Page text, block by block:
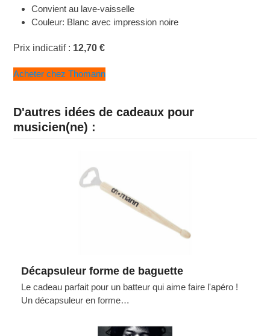
Convient au lave-vaisselle
Couleur: Blanc avec impression noire
Prix indicatif : 12,70 €
Acheter chez Thomann
D'autres idées de cadeaux pour
musicien(ne) :
Décapsuleur forme de baguette
Le cadeau parfait pour un batteur qui aime faire l'apéro !
Un décapsuleur en forme…